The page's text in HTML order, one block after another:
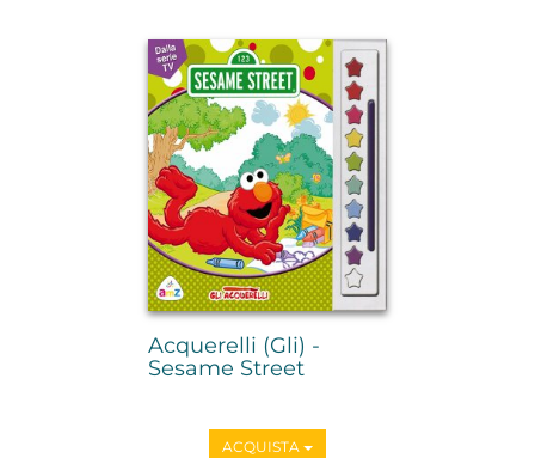
Acquerelli (Gli) -
Sesame Street
ACQUISTA